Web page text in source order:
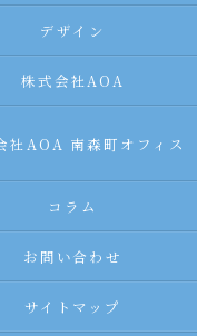
デザイン
株式会社AOA
社AOA 南森町オフィス
コラム
お問い合わせ
サイトマップ